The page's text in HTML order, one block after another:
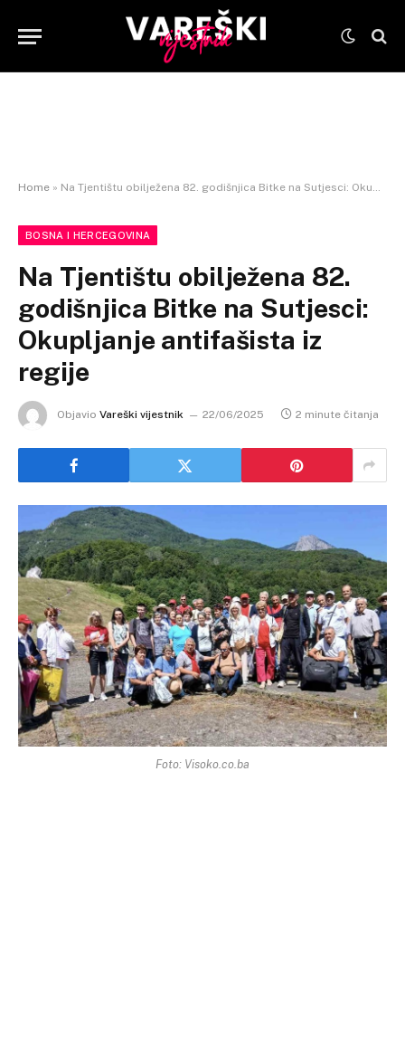
Home » Na Tjentištu obilježena 82. godišnjica Bitke na Sutjesci: Okupljanje antifašista iz regije
BOSNA I HERCEGOVINA
Na Tjentištu obilježena 82.
godišnjica Bitke na Sutjesci:
Okupljanje antifašista iz
regije
Objavio Vareški vijestnik 22/06/2025 2 minute čitanja
Foto: Visoko.co.ba